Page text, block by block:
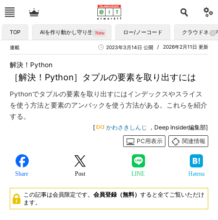
TOP AIを作り動かし守り生かす ロー/ノーコード クラウドネイ
連載 2026年2月11日 更新
2023年3月14日 公開
［解決！Python］タプルの要素を取り出すには
解決！Python
Pythonでタプルの要素を取り出すにはインデックスやスライス
を使う方法と要素のアンパックを使う方法がある。これらを紹介
する。
[ かわさきしんじ
，Deep Insider編集部]
PC用表示
関連情報
Share Post LINE Hatena
この記事は会員限定です。 会員登録（無料） すると全てご覧いただけ
ます。